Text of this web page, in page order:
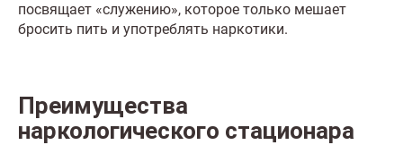
посвящает «служению», которое только мешает
бросить пить и употреблять наркотики.
Преимущества
наркологического стационара